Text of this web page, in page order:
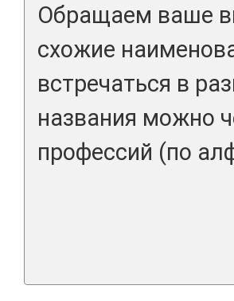
Обращаем ваше
схожие
встречаться в
названия можно
профессий (по